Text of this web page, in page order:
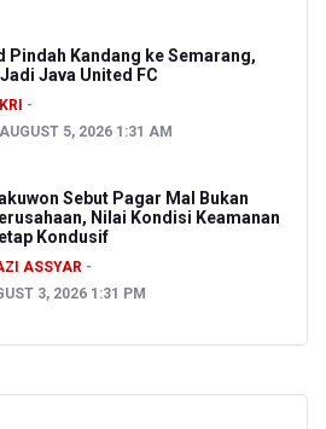
Pindah Kandang ke Semarang,
Java United FC
5, 2026 1:31 AM
Sebut Pagar Mal Bukan
Nilai Kondisi Keamanan
Kondusif
ASSYAR
3, 2026 1:31 PM